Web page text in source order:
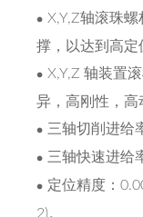
X,Y,Z轴滚珠
撑，以达到高定
X,Y,Z 轴装置
异，高刚性，高
三轴切削进给
三轴快速进给
定位精度：
2)。